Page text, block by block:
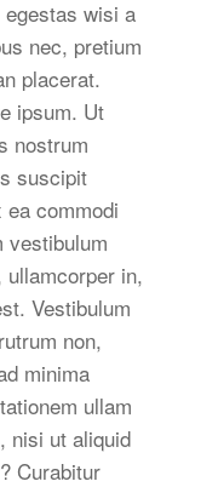
wisi a
nec, pretium
placerat.
ipsum. Ut
nostrum
suscipit
commodi
vestibulum
in,
Vestibulum
non,
minima
ullam
nisi ut aliquid
Curabitur